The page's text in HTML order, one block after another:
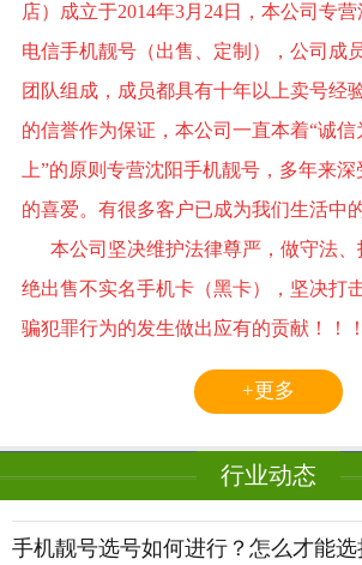
店）成立于2014年3月24日，本公司专营
电信手机靓号（出售、定制），公司成
团队组成，成员都具有十年以上卖号经
的信誉作为保证，本公司一直本着“诚信
上”的原则专营沈阳手机靓号，多年来
的喜爱。有很多客户已成为我们生活中
本公司坚决维护法律尊严，做守法、
绝出售不实名手机卡（黑卡），坚决打
骗犯罪行为的发生做出应有的贡献！！！
+更多
行业动态
手机靓号选号如何进行？怎么才能选